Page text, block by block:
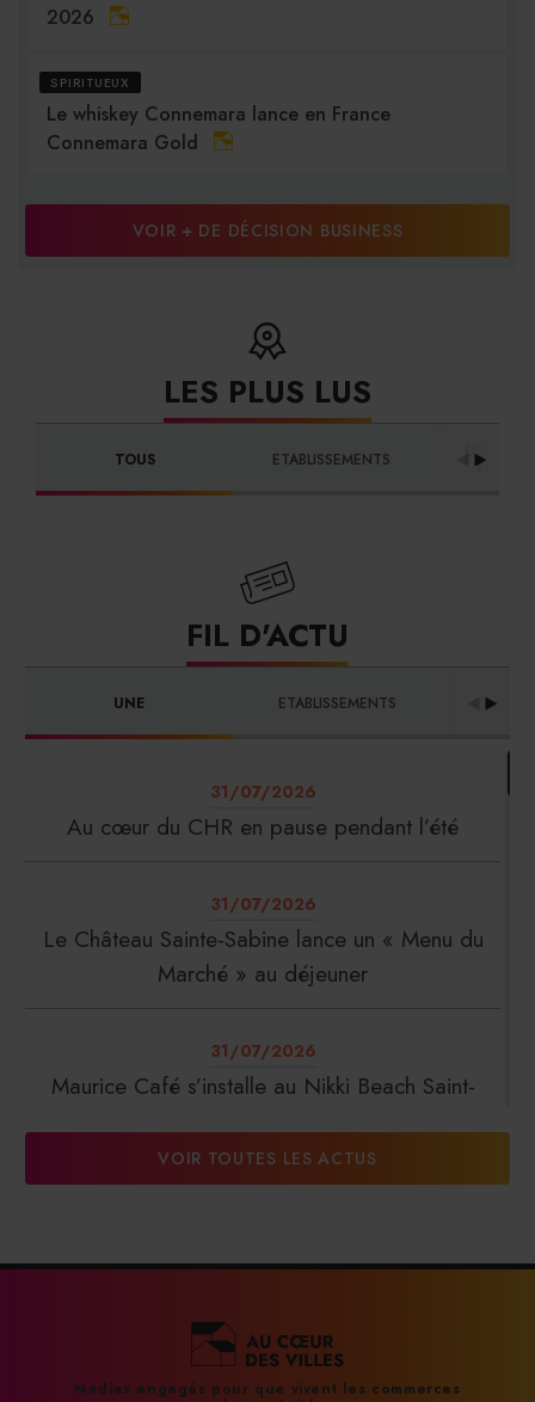
2026
SPIRITUEUX
Le whiskey Connemara lance en France
Connemara Gold
VOIR + DE DÉCISION BUSINESS
LES PLUS LUS
TOUS ETABLISSEMENTS
FIL D'ACTU
UNE ETABLISSEMENTS
31/07/2026
Au cœur du CHR en pause pendant l’été
31/07/2026
Le Château Sainte-Sabine lance un « Menu du
Marché » au déjeuner
31/07/2026
Maurice Café s’installe au Nikki Beach Saint-
d’euros de chiffre d’affaires
31/07/2026
La Liste : La Réserve Paris de nouveau meilleur
VOIR TOUTES LES ACTUS
Médias engagés pour que vivent les commerces